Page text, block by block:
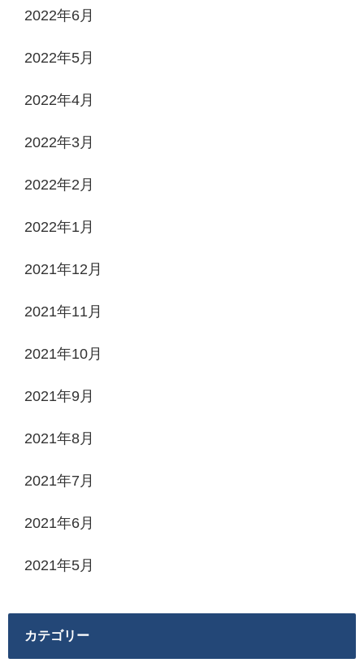
2022年6月
2022年5月
2022年4月
2022年3月
2022年2月
2022年1月
2021年12月
2021年11月
2021年10月
2021年9月
2021年8月
2021年7月
2021年6月
2021年5月
カテゴリー